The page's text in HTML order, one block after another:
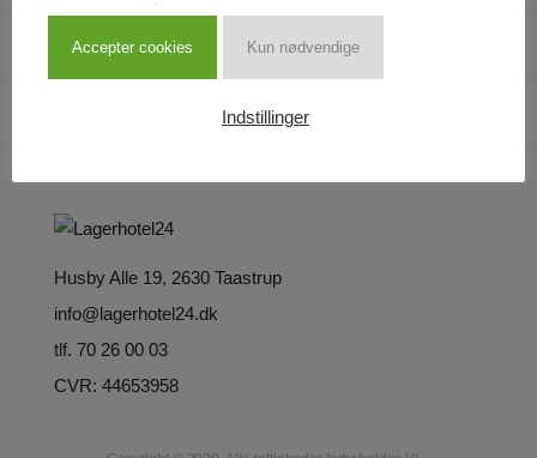
Husby Alle 19, 2630 Taastrup
info@lagerhotel24.dk
tlf. 70 26 00 03
CVR: 44653958
Kunde
Accepter cookies Kun nødvendige
Indstillinger